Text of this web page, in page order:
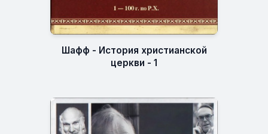
Шафф - История христианской
церкви - 1